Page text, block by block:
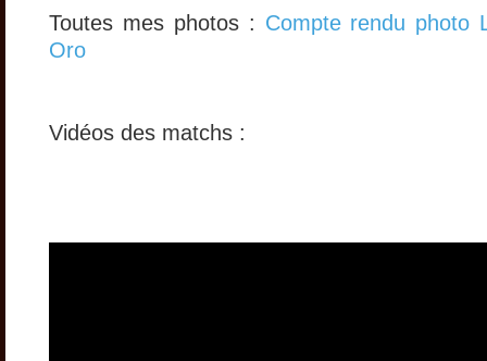
Toutes mes photos : Compte rendu photo
Oro
Vidéos des matchs :